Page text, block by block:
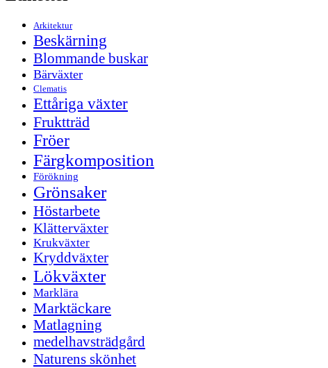
Arkitektur
Beskärning
Blommande buskar
Bärväxter
Clematis
Ettåriga växter
Fruktträd
Fröer
Färgkomposition
Förökning
Grönsaker
Höstarbete
Klätterväxter
Krukväxter
Kryddväxter
Lökväxter
Marklära
Marktäckare
Matlagning
medelhavsträdgård
Naturens skönhet